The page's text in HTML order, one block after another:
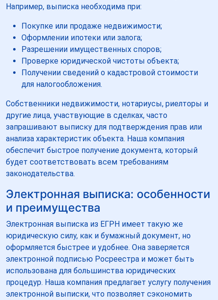
Например, выписка необходима при:
Покупке или продаже недвижимости;
Оформлении ипотеки или залога;
Разрешении имущественных споров;
Проверке юридической чистоты объекта;
Получении сведений о кадастровой стоимости
для налогообложения.
Собственники недвижимости, нотариусы, риелторы и
другие лица, участвующие в сделках, часто
запрашивают выписку для подтверждения прав или
анализа характеристик объекта. Наша компания
обеспечит быстрое получение документа, который
будет соответствовать всем требованиям
законодательства.
Электронная выписка: особенности
и преимущества
Электронная выписка из ЕГРН имеет такую же
юридическую силу, как и бумажный документ, но
оформляется быстрее и удобнее. Она заверяется
электронной подписью Росреестра и может быть
использована для большинства юридических
процедур. Наша компания предлагает услугу получения
электронной выписки, что позволяет сэкономить